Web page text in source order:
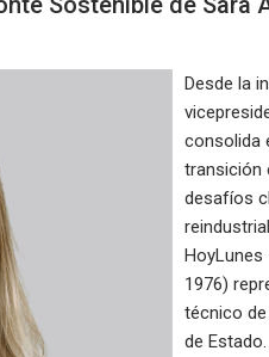
Desde la
consolida
transición
desafíos
HoyLunes
1976)
técnico
de